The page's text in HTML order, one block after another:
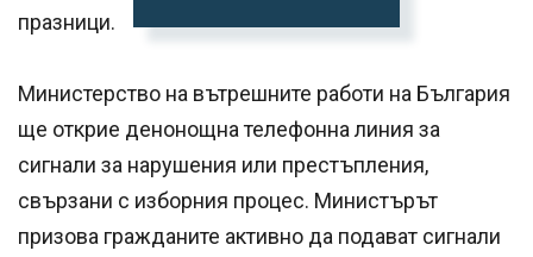
празници.
Министерство на вътрешните работи на България
ще открие денонощна телефонна линия за
сигнали за нарушения или престъпления,
свързани с изборния процес. Министърът
призова гражданите активно да подават сигнали